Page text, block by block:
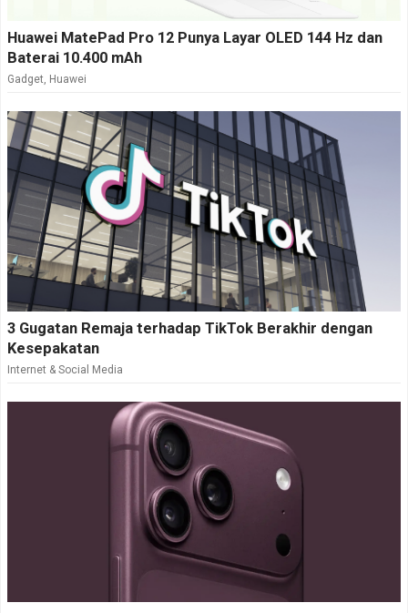
Huawei MatePad Pro 12 Punya Layar OLED 144 Hz dan
Baterai 10.400 mAh
Gadget Huawei
3 Gugatan Remaja terhadap TikTok Berakhir dengan
Kesepakatan
Internet & Social Media